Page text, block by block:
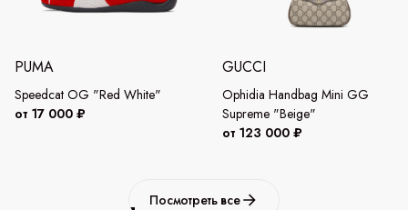
PUMA
Speedcat OG "Red White"
от 17 000 ₽
GUCCI
Ophidia Handbag Mini GG
Supreme "Beige"
от 123 000 ₽
Посмотреть все